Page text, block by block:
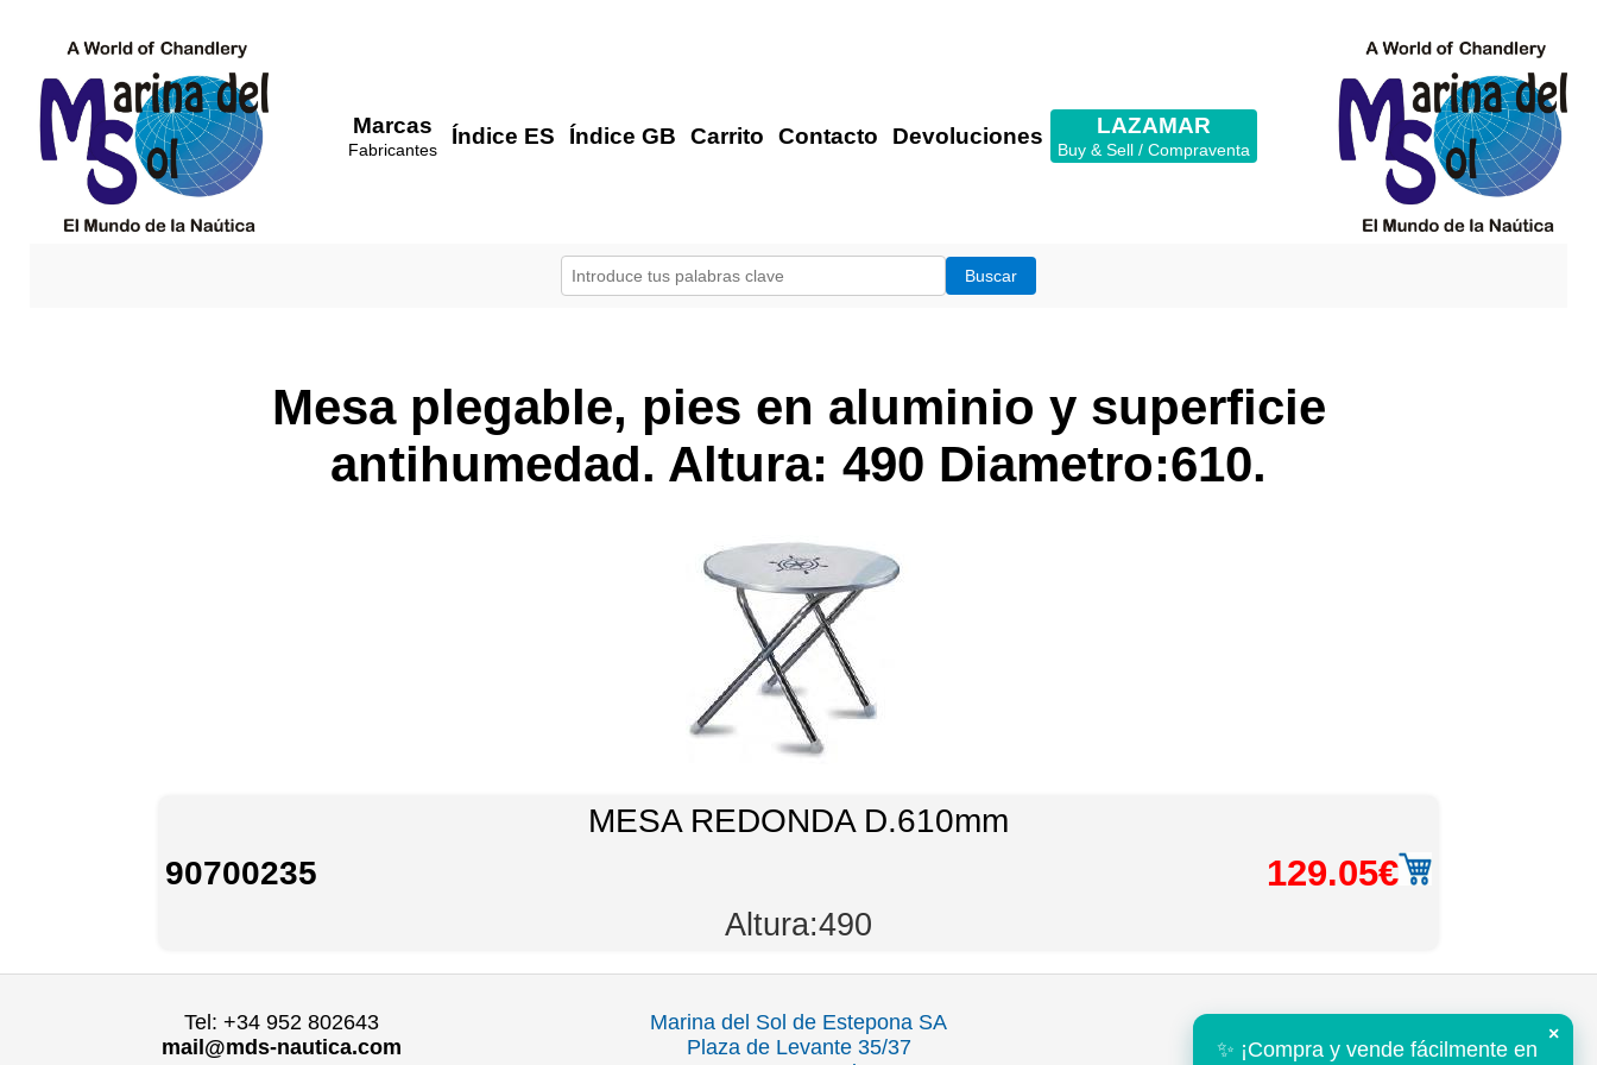
✨ ¡Compra y vende fácilmente en
×
Marcas
Fabricantes
Índice ES Índice GB Carrito Contacto Devoluciones LAZAMAR
Buy & Sell / Compraventa
Mesa plegable, pies en aluminio y superficie
antihumedad. Altura: 490 Diametro:610.
MESA REDONDA D.610mm
90700235
129.05€
Altura:490
Tel: +34 952 802643
mail@mds-nautica.com
Marina del Sol de Estepona SA
Plaza de Levante 35/37
Tel: +34 952 802643
mail@mds-nautica.com